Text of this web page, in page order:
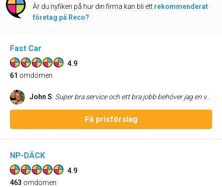
Är du nyfiken på hur din firma kan bli ett rekommenderat
företag på Reco?
Fast Car
4.9
61 omdömen
John S: Super bra service och ett bra jobb behöver jag en verkstad så kommer jag att använda dom igen
Få prisförslag
NP-DÄCK
4.9
463 omdömen